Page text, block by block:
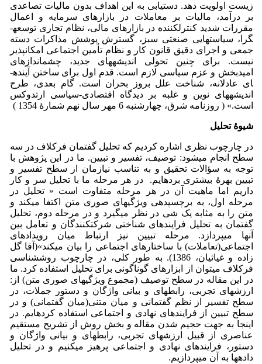
زیست اولویت دهد. دستیابی به این اهداف بدون مالیات تصاعدی
بر درآمد، مالیات بر معاملات در بازارهای سرمایه و اعمال
مقررات شدید کنترل­کننده در بازارهای مالی، نظام تجاری توسعه­
گرا، سیاست­هایی صنعتی سبز، گسترش پوشش مذاکرات دسته
جمعی و اجرای دقیق قانون کار و نظام تأمین اجتماعی امکان­پذیر
نیست. برای چنین تحولی اندیشه­های جدید، چشم­انداز­های
امیدبخش و عزم سیاسی لازم است. قدم اول برای ساختن آینده­
ای عادلانه، شناخت علل بروز بحران است. گام بعدی، طرح
اندیشه­های نوین و غلبه بر دیدگاه اقتصادی-سیاسی ارتدوکس
است.» ( روزنامه شرق، چهارشنبه 6 مهر سال نهم شمارۀ 1354 )
شیوۀ تحلیل
در چارچوب نظری اشاره کردیم که تحلیل گفتمان فرکلاف در سه
سطح انجام می­شود: توصیف، تفسیر و تبیین. ما در این پژوهش با
توجه به سؤالات تحقیق و به تناسب نیازمان از سطح تفسیر و
تبیین بهرۀ بیشتری برده­ایم. در هر مرحله ما با تحلیل سر و کار
داریم اما ماهیت آن در هر مرحله متفاوت است « تحلیل در
مرحله اول، به برچسپ­دهی ویژگی­های صوری متن اکتفا می­کند و
متن را به مثابه یک شی در نظر می­گیرد و در مرحله دوم، تحلیل
گفتمان به تحلیل فرایندهای شناختی شرکت­کنندگان و تعامل بین
آنها می­پردازد. مرحله تبیین نیز ارتباط میان رویدادهای
اجتماعی(تعاملات) با ساختارهای اجتماعی را بیان می­کند»(آقا گل
زاده و غیاثیان، 1386). به طور کلی، در چارچوب روش­شناسی
فرکلاف می­توان از ابزارهای گوناگونی برای تحلیل استفاده کرد. ما
در این مقاله در سطح توصیف (مجموع ویژگی­های صوری متن) از:
ارزش­های تجربی، رابطه­ای و بیانی واژگان و دستور جملات، در
سطح تفسیر از نظم گفتمانی و میان متنی(میان گفتمانی) و در
سطح تبیین از فرایندهای نهادی و اجتماعی استفاده کرده­ایم. در
اینجا به جهت حجیم شدن مقاله و بخش روش از تشریح مستقیم
عناصری از قبیل ارزش­های تجربی، رابطه­ای و بیانی واژگان و
دستور، فرایندهای نهادی و اجتماعی پرهیز می­کنیم و در تحلیل
داده­ها به آن می­پردازیم.